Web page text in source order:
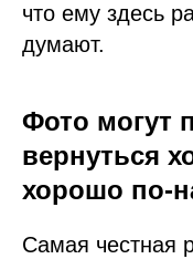
что ему здесь
думают.
Фото могут
вернуться
хорошо по-
Самая честная